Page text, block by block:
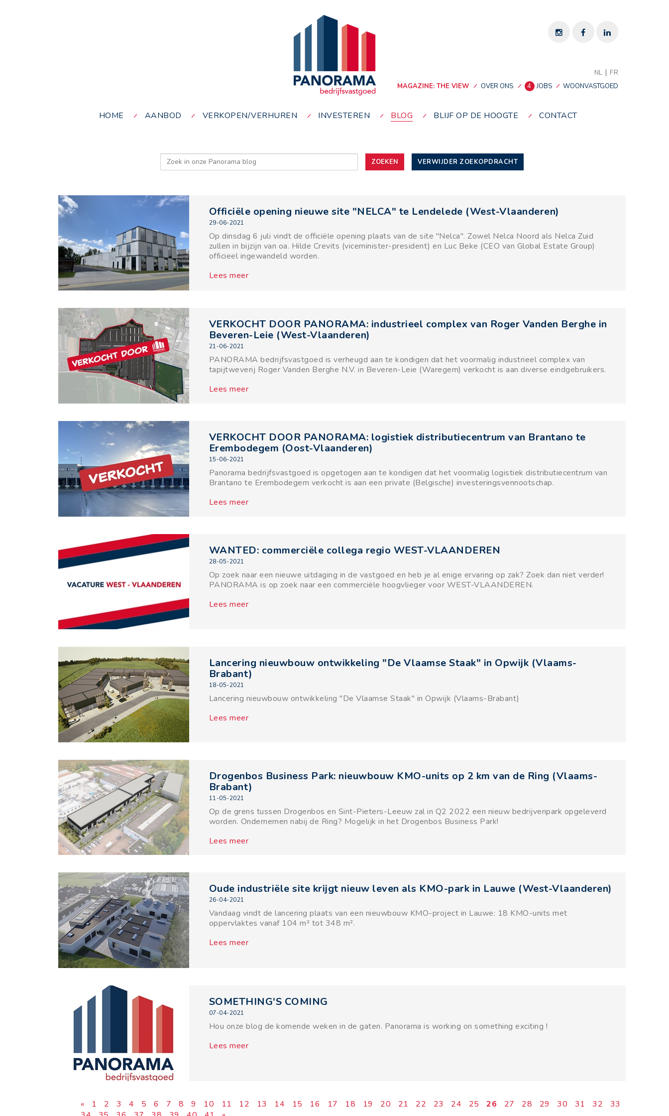
NL | FR
MAGAZINE: THE VIEW
OVER ONS 4 JOBS WOONVASTGOED
HOME AANBOD VERKOPEN/VERHUREN INVESTEREN BLOG BLIJF OP DE HOOGTE CONTACT
ZOEKEN VERWIJDER ZOEKOPDRACHT
Officiële opening nieuwe site "NELCA" te Lendelede (West-Vlaanderen)
29-06-2021
Op dinsdag 6 juli vindt de officiële opening plaats van de site "Nelca". Zowel Nelca Noord als Nelca Zuid
zullen in bijzijn van oa. Hilde Crevits (viceminister-president) en Luc Beke (CEO van Global Estate Group)
officieel ingewandeld worden.
Lees meer
VERKOCHT DOOR PANORAMA: industrieel complex van Roger Vanden Berghe in
Beveren-Leie (West-Vlaanderen)
21-06-2021
PANORAMA bedrijfsvastgoed is verheugd aan te kondigen dat het voormalig industrieel complex van
tapijtweverij Roger Vanden Berghe N.V. in Beveren-Leie (Waregem) verkocht is aan diverse eindgebruikers.
Lees meer
VERKOCHT DOOR PANORAMA: logistiek distributiecentrum van Brantano te
Erembodegem (Oost-Vlaanderen)
15-06-2021
Panorama bedrijfsvastgoed is opgetogen aan te kondigen dat het voormalig logistiek distributiecentrum van
Brantano te Erembodegem verkocht is aan een private (Belgische) investeringsvennootschap.
Lees meer
WANTED: commerciële collega regio WEST-VLAANDEREN
28-05-2021
Op zoek naar een nieuwe uitdaging in de vastgoed en heb je al enige ervaring op zak? Zoek dan niet verder!
PANORAMA is op zoek naar een commerciële hoogvlieger voor WEST-VLAANDEREN.
Lees meer
Lancering nieuwbouw ontwikkeling "De Vlaamse Staak" in Opwijk (Vlaams-
Brabant)
18-05-2021
Lancering nieuwbouw ontwikkeling "De Vlaamse Staak" in Opwijk (Vlaams-Brabant)
Lees meer
Drogenbos Business Park: nieuwbouw KMO-units op 2 km van de Ring (Vlaams-
Brabant)
11-05-2021
Op de grens tussen Drogenbos en Sint-Pieters-Leeuw zal in Q2 2022 een nieuw bedrijvenpark opgeleverd
worden. Ondernemen nabij de Ring? Mogelijk in het Drogenbos Business Park!
Lees meer
Oude industriële site krijgt nieuw leven als KMO-park in Lauwe (West-Vlaanderen)
26-04-2021
Vandaag vindt de lancering plaats van een nieuwbouw KMO-project in Lauwe: 18 KMO-units met
oppervlaktes vanaf 104 m² tot 348 m².
Lees meer
SOMETHING'S COMING
07-04-2021
Hou onze blog de komende weken in de gaten. Panorama is working on something exciting !
Lees meer
« 1 2 3 4 5 6 7 8 9 10 11 12 13 14 15 16 17 18 19 20 21 22 23 24 25 26 27 28 29 30 31 32
33